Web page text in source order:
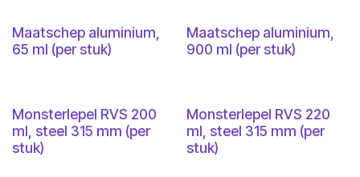
Maatschep aluminium,
65 ml (per stuk)
Maatschep aluminium,
900 ml (per stuk)
Monsterlepel RVS 200
ml, steel 315 mm (per
stuk)
Monsterlepel RVS 220
ml, steel 315 mm (per
stuk)